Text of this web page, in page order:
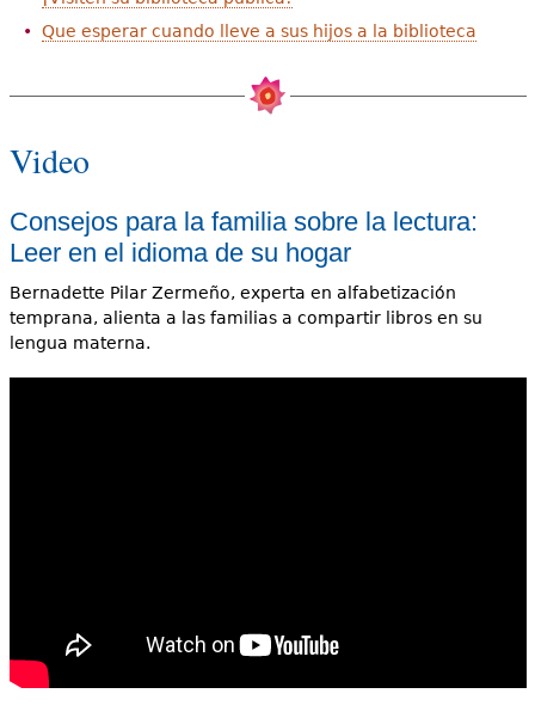
Que esperar cuando lleve a sus hijos a la biblioteca
Video
Consejos para la familia sobre la lectura:
Leer en el idioma de su hogar
Bernadette Pilar Zermeño, experta en alfabetización
temprana, alienta a las familias a compartir libros en su
lengua materna.